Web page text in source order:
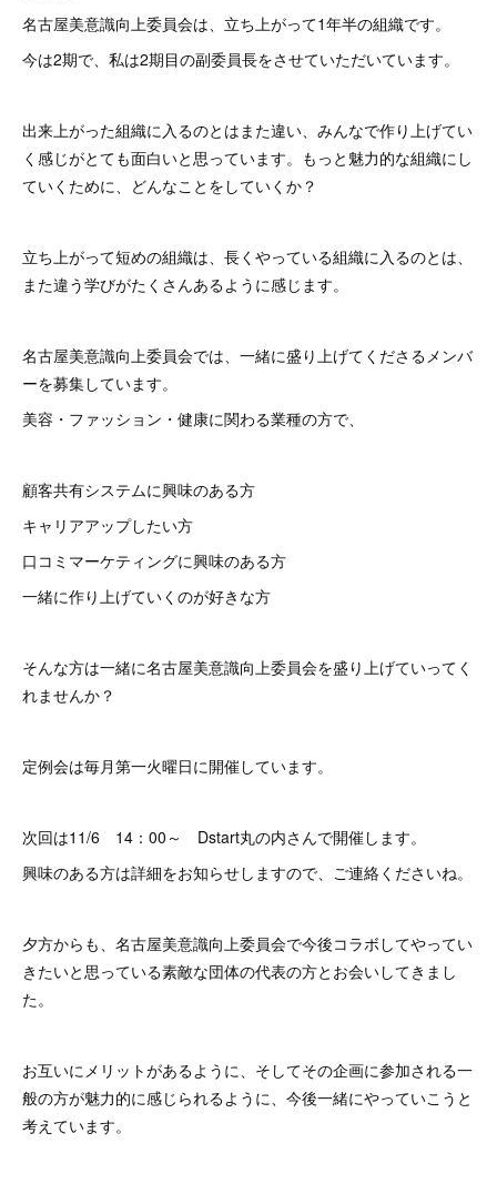
名古屋美意識向上委員会は、立ち上がって1年半の組織です。
今は2期で、私は2期目の副委員長をさせていただいています。
出来上がった組織に入るのとはまた違い、みんなで作り上げてい
く感じがとても面白いと思っています。もっと魅力的な組織にし
ていくために、どんなことをしていくか？
立ち上がって短めの組織は、長くやっている組織に入るのとは、
また違う学びがたくさんあるように感じます。
名古屋美意識向上委員会では、一緒に盛り上げてくださるメンバ
ーを募集しています。
美容・ファッション・健康に関わる業種の方で、
顧客共有システムに興味のある方
キャリアアップしたい方
口コミマーケティングに興味のある方
一緒に作り上げていくのが好きな方
そんな方は一緒に名古屋美意識向上委員会を盛り上げていってく
れませんか？
定例会は毎月第一火曜日に開催しています。
次回は11/6 14：00～ Dstart丸の内さんで開催します。
興味のある方は詳細をお知らせしますので、ご連絡くださいね。
夕方からも、名古屋美意識向上委員会で今後コラボしてやってい
きたいと思っている素敵な団体の代表の方とお会いしてきまし
た。
お互いにメリットがあるように、そしてその企画に参加される一
般の方が魅力的に感じられるように、今後一緒にやっていこうと
考えています。